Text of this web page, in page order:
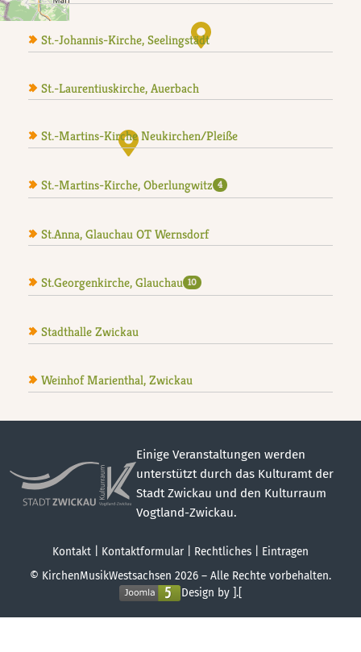
St.-Johannis-Kirche, Seelingstädt
St.-Laurentiuskirche, Auerbach
St.-Martins-Kirche Neukirchen/Pleiße
St.-Martins-Kirche, Oberlungwitz 4
St.Anna, Glauchau OT Wernsdorf
St.Georgenkirche, Glauchau 10
Stadthalle Zwickau
Weinhof Marienthal, Zwickau
Einige Veranstaltungen werden
unterstützt durch das Kulturamt der
Stadt Zwickau und den Kulturraum
Vogtland-Zwickau.
Kontakt Kontaktformular Rechtliches
Eintragen
© KirchenMusikWestsachsen 2026 – Alle Rechte vorbehalten.
Design by ].[